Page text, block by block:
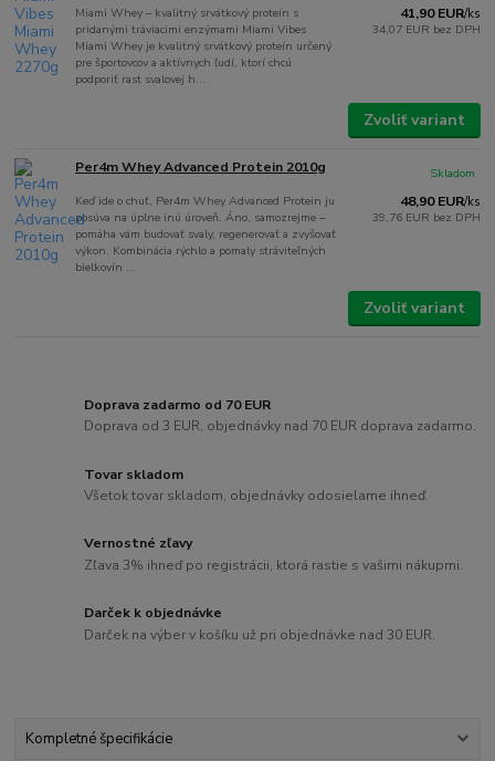
Miami Whey – kvalitný srvátkový proteín s
pridanými tráviacimi enzýmami Miami Vibes
Miami Whey je kvalitný srvátkový proteín určený
pre športovcov a aktívnych ľudí, ktorí chcú
podporiť rast svalovej h...
41,90 EUR/ks
34,07 EUR bez DPH
Zvoliť variant
Per4m Whey Advanced Protein 2010g
Keď ide o chuť, Per4m Whey Advanced Protein ju
posúva na úplne inú úroveň. Áno, samozrejme –
pomáha vám budovať svaly, regenerovať a zvyšovať
výkon. Kombinácia rýchlo a pomaly stráviteľných
bielkovín ...
48,90 EUR/ks
39,76 EUR bez DPH
Skladom
Zvoliť variant
Doprava zadarmo od 70 EUR
Doprava od 3 EUR, objednávky nad 70 EUR doprava zadarmo.
Tovar skladom
Všetok tovar skladom, objednávky odosielame ihneď.
Vernostné zľavy
Zľava 3% ihneď po registrácii, ktorá rastie s vašimi nákupmi.
Darček k objednávke
Darček na výber v košíku už pri objednávke nad 30 EUR.
Kompletné špecifikácie